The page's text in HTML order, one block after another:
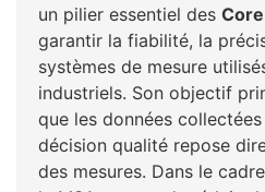
un pilier essentiel des
garantir la fiabilité, la
systèmes de mesure
industriels. Son objectif
que les données
décision qualité repose
des mesures. Dans le